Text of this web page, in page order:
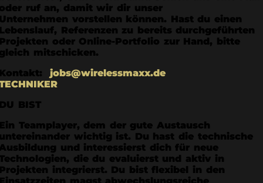
ruf an, damit wir dir unser
vorstellen können. Hast du einen
Referenzen zu bereits durchgeführten
oder Online-Portfolio zur Hand, bitte
mitschicken.
jobs@wirelessmaxx.de
BIST
Teamplayer, dem der gute Austausch
wichtig ist. Du hast die technische
und interessierst dich für neue
die du evaluierst und aktiv in
integrierst. Du bist flexibel in den
magst abwechslungsreiche